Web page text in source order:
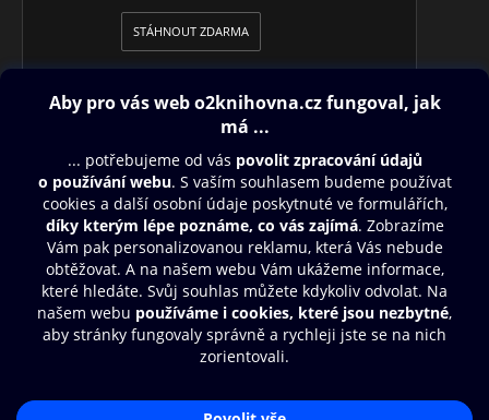
STÁHNOUT ZDARMA
Obsah ke stažení
Moje O2 Knihovna
Další zábava
© O2 Czech Republic a.s.